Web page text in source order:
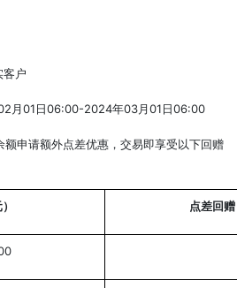
客户
月01日06:00-2024年03月01日06:00
申请额外点差优惠，交易即享受以下回赠
点差回